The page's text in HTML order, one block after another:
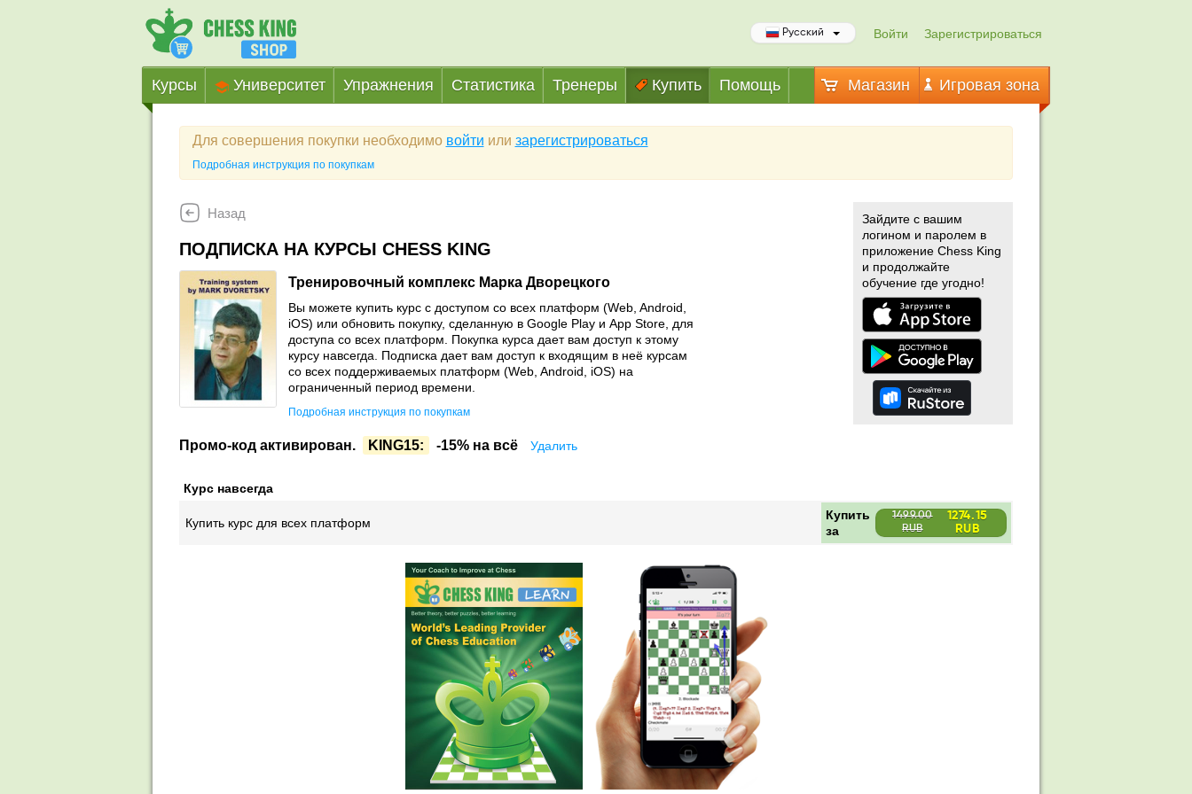
Войти Зарегистрироваться
Русский
Курсы Университет Упражнения Статистика Тренеры Купить Помощь Магазин Игровая зона
Для совершения покупки необходимо войти или зарегистрироваться
Подробная инструкция по покупкам
Зайдите с вашим
логином и паролем в
приложение Chess King
и продолжайте
обучение где угодно!
Назад
ПОДПИСКА НА КУРСЫ CHESS KING
Тренировочный комплекс Марка Дворецкого
Вы можете купить курс с доступом со всех платформ (Web, Android,
iOS) или обновить покупку, сделанную в Google Play и App Store, для
доступа со всех платформ. Покупка курса дает вам доступ к этому
курсу навсегда. Подписка дает вам доступ к входящим в неё курсам
со всех поддерживаемых платформ (Web, Android, iOS) на
ограниченный период времени.
Подробная инструкция по покупкам
Промо-код активирован. KING15: -15% на всё Удалить
Курс навсегда
Купить курс для всех платформ
Купить
за
1499.00
RUB
1274.15
RUB